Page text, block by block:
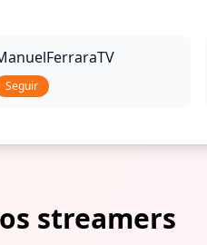
Seguir
streamers